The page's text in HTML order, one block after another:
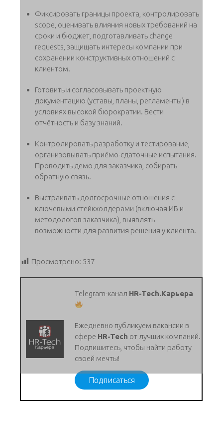
Фиксировать границы проекта, контролировать
scope, оценивать влияния новых требований на
сроки и бюджет, подготавливать change
requests, защищать интересы компании при
сохранении конструктивных отношений с
клиентом.
Готовить и согласовывать проектную
документацию (уставы, планы, регламенты) в
условиях высокой бюрократии. Вести
отчётность и базу знаний.
Контролировать разработку и тестирование,
организовывать приёмо-сдаточные испытания.
Проводить демо для заказчика, собирать
обратную связь.
Выстраивать долгосрочные отношения с
ключевыми стейкхолдерами (включая ИБ и
методологов заказчика), выявлять
возможности для развития решения у клиента.
Просмотрено: 537
Telegram-канал HR-Tech.Карьера
Ежедневно публикуем вакансии в
сфере HR-Tech от лучших компаний.
Подпишитесь, чтобы найти работу
своей мечты!
Подписаться